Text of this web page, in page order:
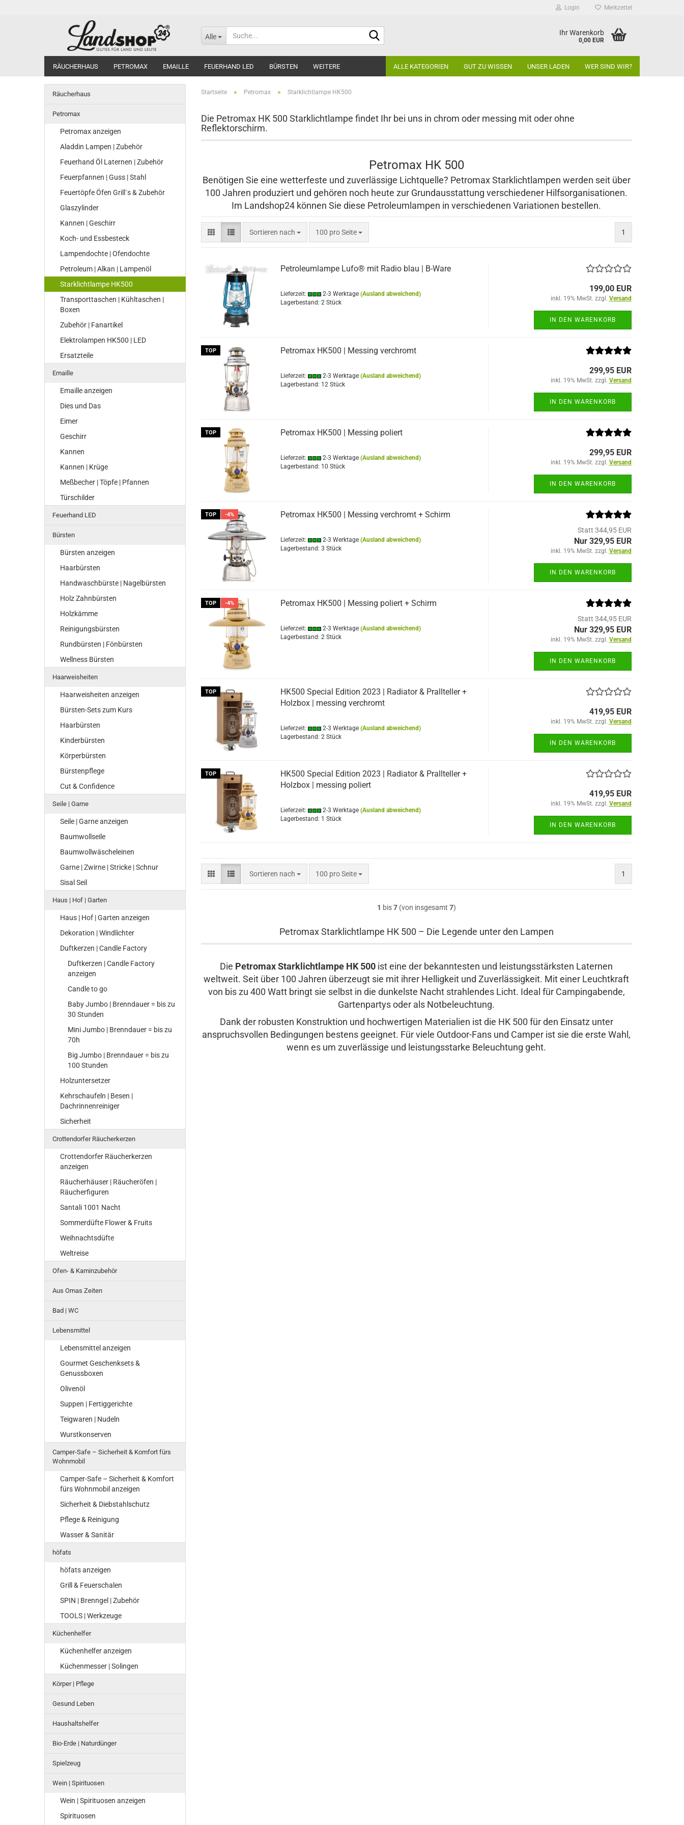
Login Merkzettel
Alle Ihr Warenkorb
0,00 EUR
RÄUCHERHAUS PETROMAX EMAILLE FEUERHAND LED BÜRSTEN ALLE KATEGORIEN GUT ZU WISSEN UNSER LADEN WER SIND WIR?
WEITERE
Startseite » Petromax » Starklichtlampe HK500
Die Petromax HK 500 Starklichtlampe findet Ihr bei uns in chrom oder messing mit oder ohne
Reflektorschirm.
Petromax HK 500
Benötigen Sie eine wetterfeste und zuverlässige Lichtquelle? Petromax Starklichtlampen werden seit über
100 Jahren produziert und gehören noch heute zur Grundausstattung verschiedener Hilfsorganisationen.
Im Landshop24 können Sie diese Petroleumlampen in verschiedenen Variationen bestellen.
Sortieren nach
Sortieren nach 100 pro Seite
pro Seite 1
Petroleumlampe Lufo® mit Radio blau | B-Ware
Lieferzeit: 2-3 Werktage (Ausland abweichend)
Lagerbestand: 2 Stück
199,00 EUR
inkl. 19% MwSt. zzgl. Versand
IN DEN WARENKORB
TOP Petromax HK500 | Messing verchromt
Lieferzeit: 2-3 Werktage (Ausland abweichend)
Lagerbestand: 12 Stück
299,95 EUR
inkl. 19% MwSt. zzgl. Versand
IN DEN WARENKORB
TOP Petromax HK500 | Messing poliert
Lieferzeit: 2-3 Werktage (Ausland abweichend)
Lagerbestand: 10 Stück
299,95 EUR
inkl. 19% MwSt. zzgl. Versand
IN DEN WARENKORB
TOP -4% Petromax HK500 | Messing verchromt + Schirm
Lieferzeit: 2-3 Werktage (Ausland abweichend)
Lagerbestand: 3 Stück
Statt 344,95 EUR
Nur 329,95 EUR
inkl. 19% MwSt. zzgl. Versand
IN DEN WARENKORB
TOP -4% Petromax HK500 | Messing poliert + Schirm
Lieferzeit: 2-3 Werktage (Ausland abweichend)
Lagerbestand: 2 Stück
Statt 344,95 EUR
Nur 329,95 EUR
inkl. 19% MwSt. zzgl. Versand
IN DEN WARENKORB
TOP
HK500 Special Edition 2023 | Radiator & Prallteller +
Holzbox | messing verchromt
Lieferzeit: 2-3 Werktage (Ausland abweichend)
Lagerbestand: 2 Stück
419,95 EUR
inkl. 19% MwSt. zzgl. Versand
IN DEN WARENKORB
TOP
HK500 Special Edition 2023 | Radiator & Prallteller +
Holzbox | messing poliert
Lieferzeit: 2-3 Werktage (Ausland abweichend)
Lagerbestand: 1 Stück
419,95 EUR
inkl. 19% MwSt. zzgl. Versand
IN DEN WARENKORB
Sortieren nach
Sortieren nach 100 pro Seite
pro Seite 1
1 bis7(von insgesamt 7)
Petromax Starklichtlampe HK 500 – Die Legende unter den Lampen
Die Petromax Starklichtlampe HK 500 ist eine der bekanntesten und leistungsstärksten Laternen
weltweit. Seit über 100 Jahren überzeugt sie mit ihrer Helligkeit und Zuverlässigkeit. Mit einer Leuchtkraft
von bis zu 400 Watt bringt sie selbst in die dunkelste Nacht strahlendes Licht. Ideal für Campingabende,
Gartenpartys oder als Notbeleuchtung.
Dank der robusten Konstruktion und hochwertigen Materialien ist die HK 500 für den Einsatz unter
anspruchsvollen Bedingungen bestens geeignet. Für viele Outdoor-Fans und Camper ist sie die erste Wahl,
wenn es um zuverlässige und leistungsstarke Beleuchtung geht.
Räucherhaus
Petromax
Petromax anzeigen
Aladdin Lampen | Zubehör
Feuerhand Öl Laternen | Zubehör
Feuerpfannen | Guss | Stahl
Feuertöpfe Öfen Grill`s & Zubehör
Glaszylinder
Kannen | Geschirr
Koch- und Essbesteck
Lampendochte | Ofendochte
Petroleum | Alkan | Lampenöl
Starklichtlampe HK500
Transporttaschen | Kühltaschen |
Boxen
Zubehör | Fanartikel
Elektrolampen HK500 | LED
Ersatzteile
Emaille
Emaille anzeigen
Dies und Das
Eimer
Geschirr
Kannen
Kannen | Krüge
Meßbecher | Töpfe | Pfannen
Türschilder
Feuerhand LED
Bürsten
Bürsten anzeigen
Haarbürsten
Handwaschbürste | Nagelbürsten
Holz Zahnbürsten
Holzkämme
Reinigungsbürsten
Rundbürsten | Fönbürsten
Wellness Bürsten
Haarweisheiten
Haarweisheiten anzeigen
Bürsten-Sets zum Kurs
Haarbürsten
Kinderbürsten
Körperbürsten
Bürstenpflege
Cut & Confidence
Seile | Garne
Seile | Garne anzeigen
Baumwollseile
Baumwollwäscheleinen
Garne | Zwirne | Stricke | Schnur
Sisal Seil
Haus | Hof | Garten
Haus | Hof | Garten anzeigen
Dekoration | Windlichter
Duftkerzen | Candle Factory
Duftkerzen | Candle Factory
anzeigen
Candle to go
Baby Jumbo | Brenndauer = bis zu
30 Stunden
Mini Jumbo | Brenndauer = bis zu
70h
Big Jumbo | Brenndauer = bis zu
100 Stunden
Holzuntersetzer
Kehrschaufeln | Besen |
Dachrinnenreiniger
Sicherheit
Crottendorfer Räucherkerzen
Crottendorfer Räucherkerzen
anzeigen
Räucherhäuser | Räucheröfen |
Räucherfiguren
Santali 1001 Nacht
Sommerdüfte Flower & Fruits
Weihnachtsdüfte
Weltreise
Ofen- & Kaminzubehör
Aus Omas Zeiten
Bad | WC
Lebensmittel
Lebensmittel anzeigen
Gourmet Geschenksets &
Genussboxen
Olivenöl
Suppen | Fertiggerichte
Teigwaren | Nudeln
Wurstkonserven
Camper-Safe – Sicherheit & Komfort fürs
Wohnmobil
Camper-Safe – Sicherheit & Komfort
fürs Wohnmobil anzeigen
Sicherheit & Diebstahlschutz
Pflege & Reinigung
Wasser & Sanitär
höfats
höfats anzeigen
Grill & Feuerschalen
SPIN | Brenngel | Zubehör
TOOLS | Werkzeuge
Küchenhelfer
Küchenhelfer anzeigen
Küchenmesser | Solingen
Körper | Pflege
Gesund Leben
Haushaltshelfer
Bio-Erde | Naturdünger
Spielzeug
Wein | Spirituosen
Wein | Spirituosen anzeigen
Spirituosen